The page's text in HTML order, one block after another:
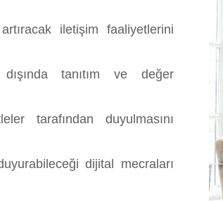
iletişim faaliyetlerini
tanıtım ve değer
tarafından duyulmasını
dijital mecraları